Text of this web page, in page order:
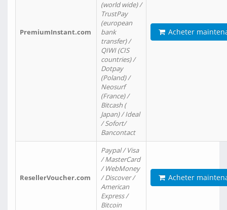
PremiumInstant.com
(world wide) /
TrustPay
(european
bank
transfer) /
QIWI (CIS
countries) /
Dotpay
(Poland) /
Neosurf
(France) /
Bitcash (
Japan) / Ideal
/ Sofort/
Bancontact
Acheter
ResellerVoucher.com
Paypal / Visa
/ MasterCard
/ WebMoney
/ Discover /
American
Express /
Bitcoin
Acheter